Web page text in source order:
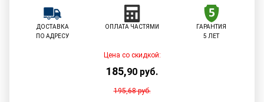
ДОСТАВКА
ПО АДРЕСУ
ОПЛАТА ЧАСТЯМИ
ГАРАНТИЯ
5 ЛЕТ
Цена со скидкой:
185,90 руб.
195,68руб.